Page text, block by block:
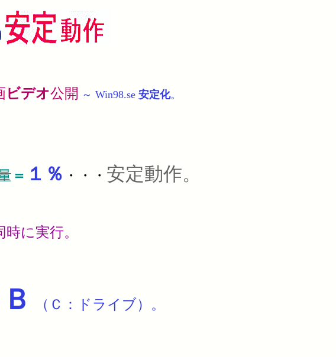
ビデオ公開 ～ Win98.se 安定化。
＝ １％ ・・・ 安定動作。
に実行。
（Ｃ：ドライブ）。